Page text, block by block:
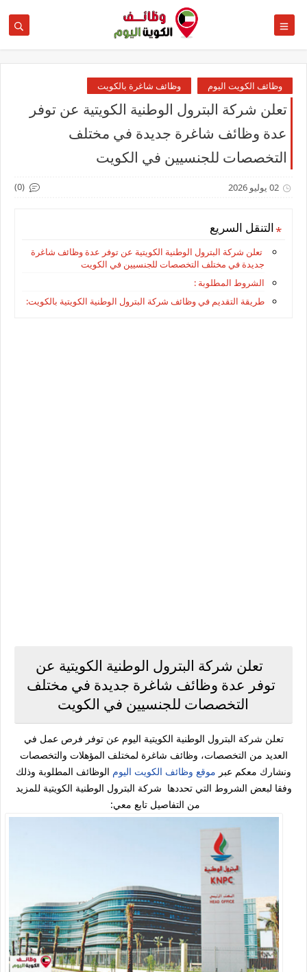
وظائف الكويت اليوم وظائف شاغرة بالكويت
تعلن شركة البترول الوطنية الكويتية عن توفر
عدة وظائف شاغرة جديدة في مختلف
التخصصات للجنسيين في الكويت
02 يوليو 2026 (0)
التنقل السريع
تعلن شركة البترول الوطنية الكويتية عن توفر عدة وظائف شاغرة
جديدة في مختلف التخصصات للجنسيين في الكويت
الشروط المطلوبة :
طريقة التقديم في وظائف شركة البترول الوطنية الكويتية بالكويت:
تعلن شركة البترول الوطنية الكويتية عن
توفر عدة وظائف شاغرة جديدة في مختلف
التخصصات للجنسيين في الكويت
تعلن شركة البترول الوطنية الكويتية اليوم عن توفر فرص عمل في
العديد من التخصصات، وظائف شاغرة لمختلف المؤهلات والتخصصات
ونشارك معكم عبر موقع وظائف الكويت اليوم الوظائف المطلوبة وذلك
وفقا لبعض الشروط التي تحددها شركة البترول الوطنية الكويتية للمزيد
من التفاصيل تابع معي: